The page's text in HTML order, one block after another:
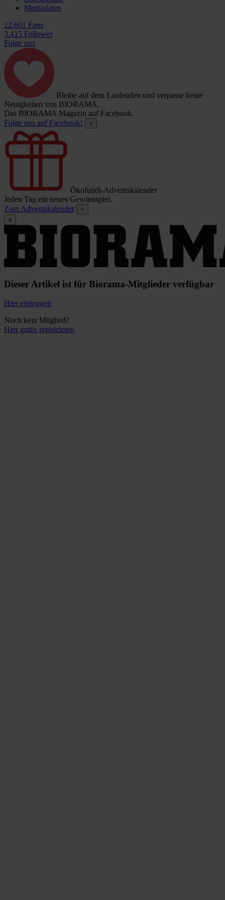
Mediadaten
22.601 Fans
3.415 Follower
Folge uns
Bleibe auf dem Laufenden und verpasse keine
Neuigkeiten von BIORAMA.
Das BIORAMA Magazin auf Facebook.
Folge uns auf Facebook!
×
Ökofundi-Adventskalender
Jeden Tag ein neues Gewinnspiel.
Zum Adventskalender
×
×
Dieser Artikel ist für Biorama-Mitglieder verfügbar
Hier einloggen
Noch kein Mitglied?
Hier gratis registrieren